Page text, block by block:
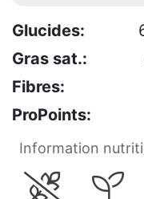
Glucides:
Gras sat.:
Fibres:
ProPoints:
Information